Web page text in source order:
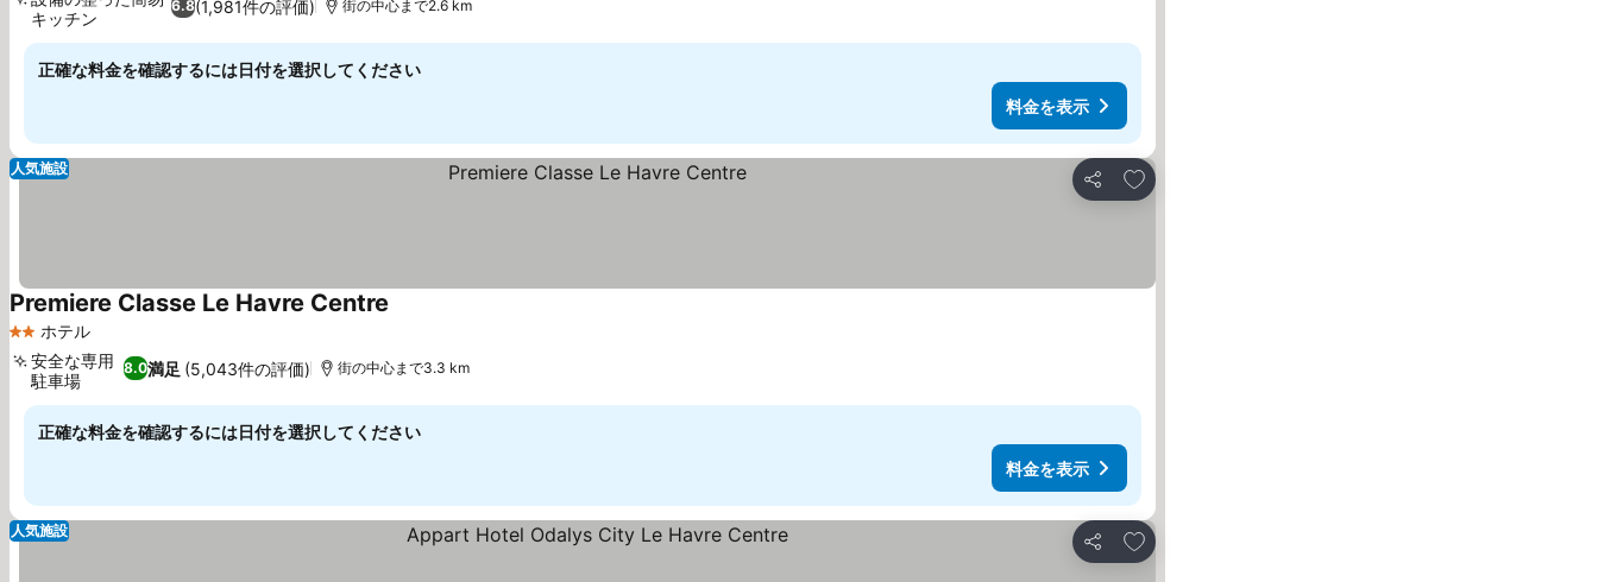
6.8(1,981件の評価)
キッチン
街の中心まで2.6 km
正確な料金を確認するには日付を選択してください
料金を表示
シェア
お気に入りに追加
人気施設
2 ホテルのランク
ホテル
Premiere Classe Le Havre Centre
8.0満足 (5,043件の評価)
安全な専用
駐車場
街の中心まで3.3 km
正確な料金を確認するには日付を選択してください
料金を表示
シェア
お気に入りに追加
人気施設